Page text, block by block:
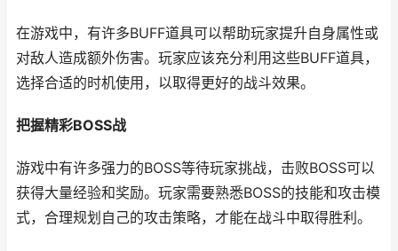
在游戏中，有许多BUFF道具可以帮助玩家提升自身属性或
对敌人造成额外伤害。玩家应该充分利用这些BUFF道具，
选择合适的时机使用，以取得更好的战斗效果。
把握精彩BOSS战
游戏中有许多强力的BOSS等待玩家挑战，击败BOSS可以
获得大量经验和奖励。玩家需要熟悉BOSS的技能和攻击模
式，合理规划自己的攻击策略，才能在战斗中取得胜利。